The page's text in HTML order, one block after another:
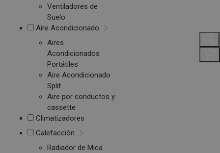
Ventiladores de
Suelo
Aire Acondicionado
Aires
Acondicionados
Portátiles
Aire Acondicionado
Split
Aire por conductos y
cassette
Climatizadores
Calefacción
Radiador de Mica